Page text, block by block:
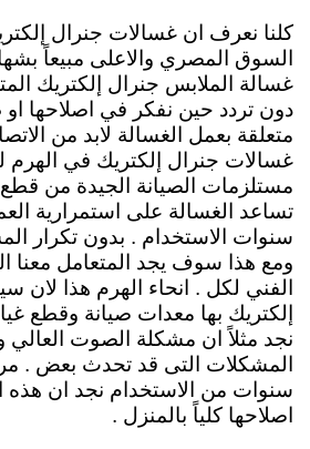
كلنا نعرف ان غسالات جنرال
السوق المصري والاعلى مبيعاً
غسالة الملابس جنرال إلكتريك
دون تردد حين نفكر في اصلاحها
متعلقة بعمل الغسالة لابد من
غسالات جنرال إلكتريك في الهرم
مستلزمات الصيانة الجيدة من
تساعد الغسالة على استمرارية
سنوات الاستخدام . بدون تكرار
ومع هذا سوف يجد المتعامل معنا
الفني لكل . انحاء الهرم هذا لان
إلكتريك بها معدات صيانة وقطع
نجد مثلاً ان مشكلة الصوت
المشكلات التى قد تحدث بعض .
سنوات من الاستخدام نجد ان هذه
اصلاحها كلياً بالمنزل .